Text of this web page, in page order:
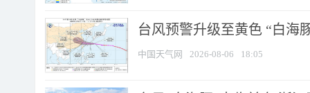
台风预警升级至黄色 “白海
中国天气网 2026-08-06 18:05